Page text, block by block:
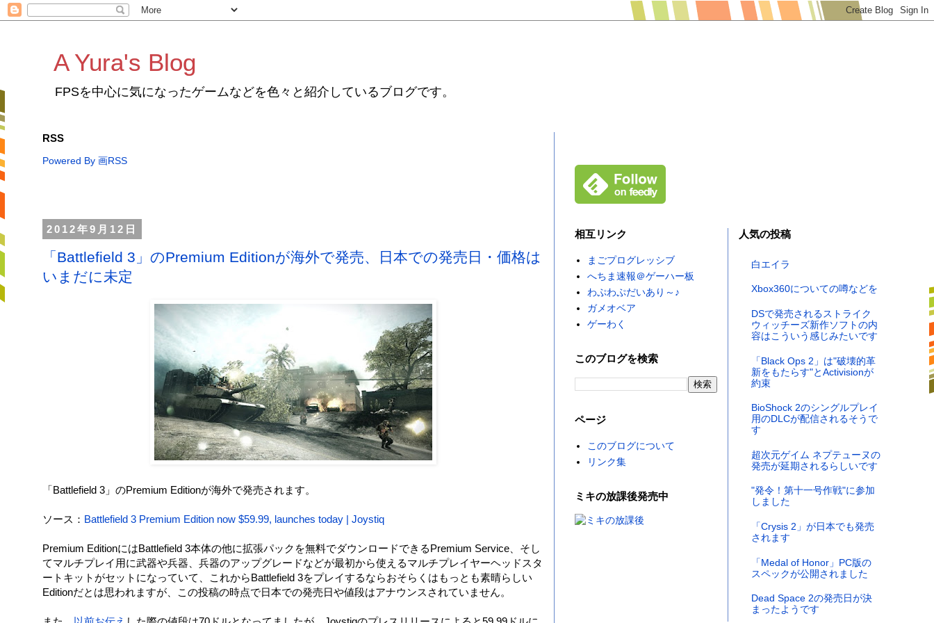
A Yura's Blog
FPSを中心に気になったゲームなどを色々と紹介しているブログです。
RSS
Powered By 画RSS
2012年9月12日
「Battlefield 3」のPremium Editionが海外で発売、日本での発売日・価格は
いまだに未定
「Battlefield 3」のPremium Editionが海外で発売されます。
ソース： Battlefield 3 Premium Edition now $59.99, launches today | Joystiq
Premium EditionにはBattlefield 3本体の他に拡張パックを無料でダウンロードできるPremium Service、そし
てマルチプレイ用に武器や兵器、兵器のアップグレードなどが最初から使えるマルチプレイヤーヘッドスタ
ートキットがセットになっていて、これからBattlefield 3をプレイするならおそらくはもっとも素晴らしい
Editionだとは思われますが、この投稿の時点で日本での発売日や値段はアナウンスされていません。
相互リンク
まごプログレッシブ
へちま速報＠ゲーハー板
わぷわぷだいあり～♪
ガメオベア
ゲーわく
このブログを検索
ページ
このブログについて
リンク集
ミキの放課後発売中
人気の投稿
白エイラ
Xbox360についての噂などを
DSで発売されるストライク
ウィッチーズ新作ソフトの内
容はこういう感じみたいです
「Black Ops 2」は"破壊的革
新をもたらす"とActivisionが
約束
BioShock 2のシングルプレイ
用のDLCが配信されるそうで
す
超次元ゲイム ネプテューヌの
発売が延期されるらしいです
"発令！第十一号作戦"に参加
しました
「Crysis 2」が日本でも発売
されます
「Medal of Honor」PC版の
スペックが公開されました
Dead Space 2の発売日が決
まったようです